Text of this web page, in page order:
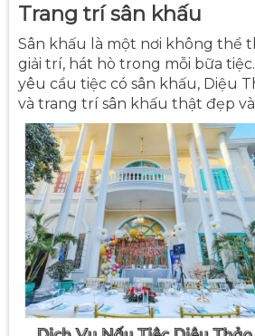
Trang trí sân khấu
Sân khấu là một nơi không thể
giải trí, hát hò trong mỗi bữa
yêu cầu tiệc có sân khấu, Diệu
và trang trí sân khấu thật đẹp